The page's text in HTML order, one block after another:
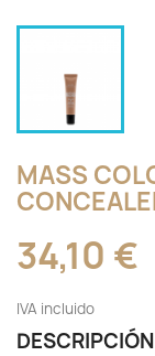
MASS
34,10 €
IVA incluido
DESCRIPCIÓN